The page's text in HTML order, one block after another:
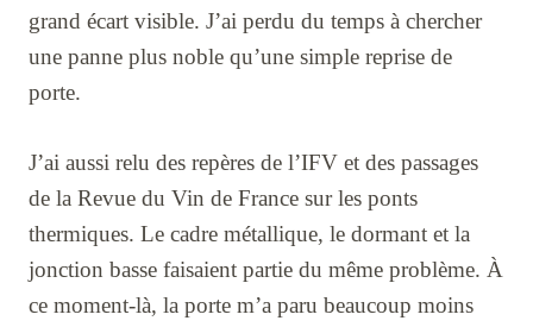
grand écart visible. J’ai perdu du temps à chercher
une panne plus noble qu’une simple reprise de
porte.
J’ai aussi relu des repères de l’IFV et des passages
de la Revue du Vin de France sur les ponts
thermiques. Le cadre métallique, le dormant et la
jonction basse faisaient partie du même problème. À
ce moment-là, la porte m’a paru beaucoup moins